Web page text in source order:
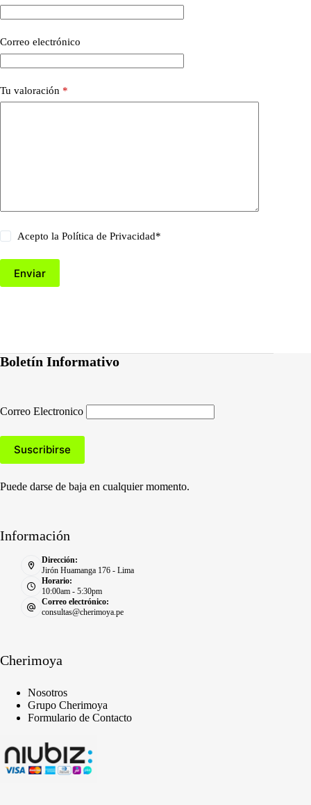
Correo electrónico
Tu valoración *
Acepto laPolítica de Privacidad*
Enviar
Boletín Informativo
Correo Electronico
Puede darse de baja en cualquier momento.
Información
Dirección:
Jirón Huamanga 176 - Lima
Horario:
10:00am - 5:30pm
Correo electrónico:
consultas@cherimoya.pe
Cherimoya
Nosotros
Grupo Cherimoya
Formulario de Contacto